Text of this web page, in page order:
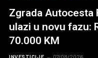
Zgrada Autocesta
ulazi u novu fazu:
70.000 KM